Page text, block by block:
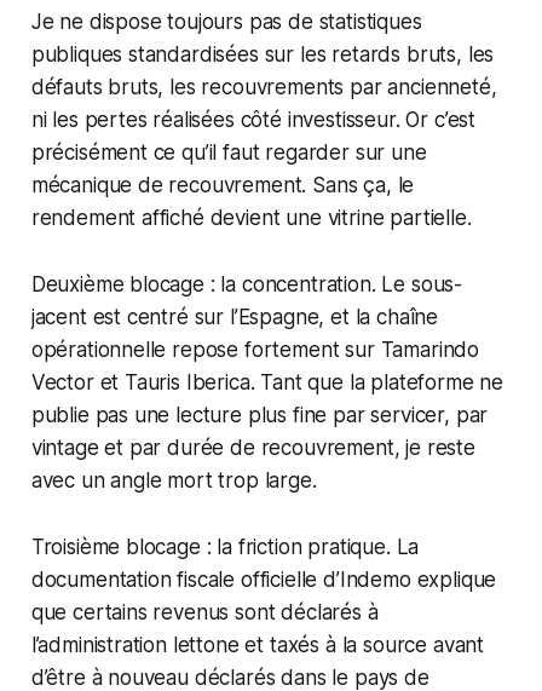
Je ne dispose toujours pas de statistiques
publiques standardisées sur les retards bruts, les
défauts bruts, les recouvrements par ancienneté,
ni les pertes réalisées côté investisseur. Or c’est
précisément ce qu’il faut regarder sur une
mécanique de recouvrement. Sans ça, le
rendement affiché devient une vitrine partielle.
Deuxième blocage : la concentration. Le sous-
jacent est centré sur l’Espagne, et la chaîne
opérationnelle repose fortement sur Tamarindo
Vector et Tauris Iberica. Tant que la plateforme ne
publie pas une lecture plus fine par servicer, par
vintage et par durée de recouvrement, je reste
avec un angle mort trop large.
Troisième blocage : la friction pratique. La
documentation fiscale officielle d’Indemo explique
que certains revenus sont déclarés à
l’administration lettone et taxés à la source avant
d’être à nouveau déclarés dans le pays de